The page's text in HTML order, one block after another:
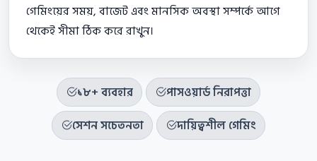
গেমিংয়ের সময়, বাজেট এবং মানসিক অবস্থা সম্পর্কে আগে
থেকেই সীমা ঠিক করে রাখুন।
১৮+ ব্যবহার
পাসওয়ার্ড নিরাপত্তা
সেশন সচেতনতা
দায়িত্বশীল গেমিং